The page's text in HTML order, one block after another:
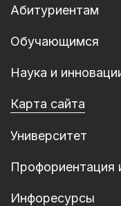
Абитуриентам
Обучающимся
Наука и
Карта сайта
Университет
Профориентация
Инфоресурсы